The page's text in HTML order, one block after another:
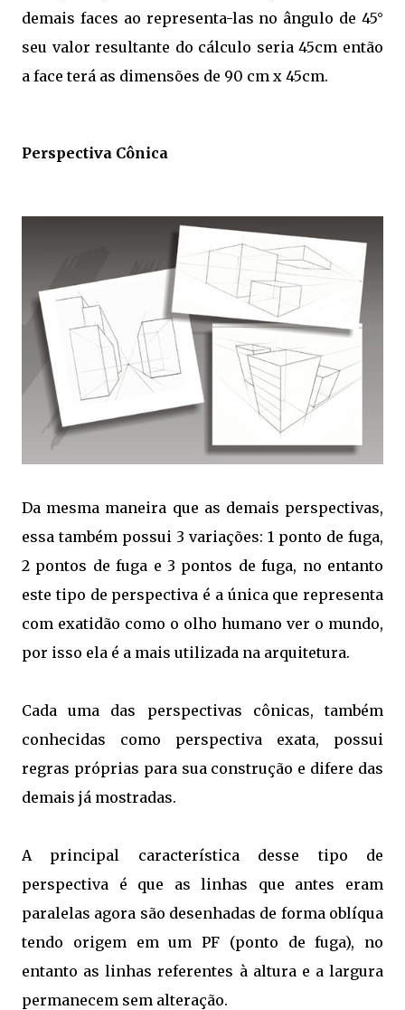
demais faces ao representa-las no ângulo de 45°
seu valor resultante do cálculo seria 45cm então
a face terá as dimensões de 90 cm x 45cm.
Perspectiva Cônica
Da mesma maneira que as demais perspectivas,
essa também possui 3 variações: 1 ponto de fuga,
2 pontos de fuga e 3 pontos de fuga, no entanto
este tipo de perspectiva é a única que representa
com exatidão como o olho humano ver o mundo,
por isso ela é a mais utilizada na arquitetura.
Cada uma das perspectivas cônicas, também
conhecidas como perspectiva exata, possui
regras próprias para sua construção e difere das
demais já mostradas.
A principal característica desse tipo de
perspectiva é que as linhas que antes eram
paralelas agora são desenhadas de forma oblíqua
tendo origem em um PF (ponto de fuga), no
entanto as linhas referentes à altura e a largura
permanecem sem alteração.